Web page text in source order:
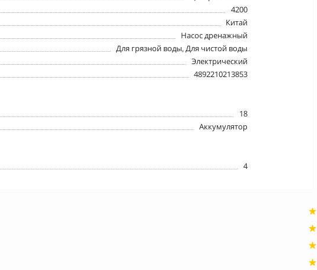
4200
Китай
Насос дренажный
Для грязной воды, Для чистой воды
Электрический
4892210213853
18
Аккумулятор
4